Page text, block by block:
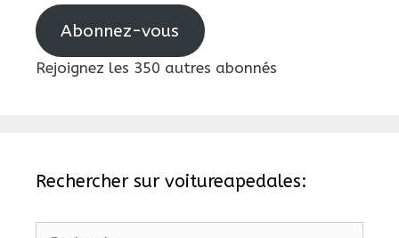
Abonnez-vous
Rejoignez les 350 autres abonnés
Rechercher sur voitureapedales: